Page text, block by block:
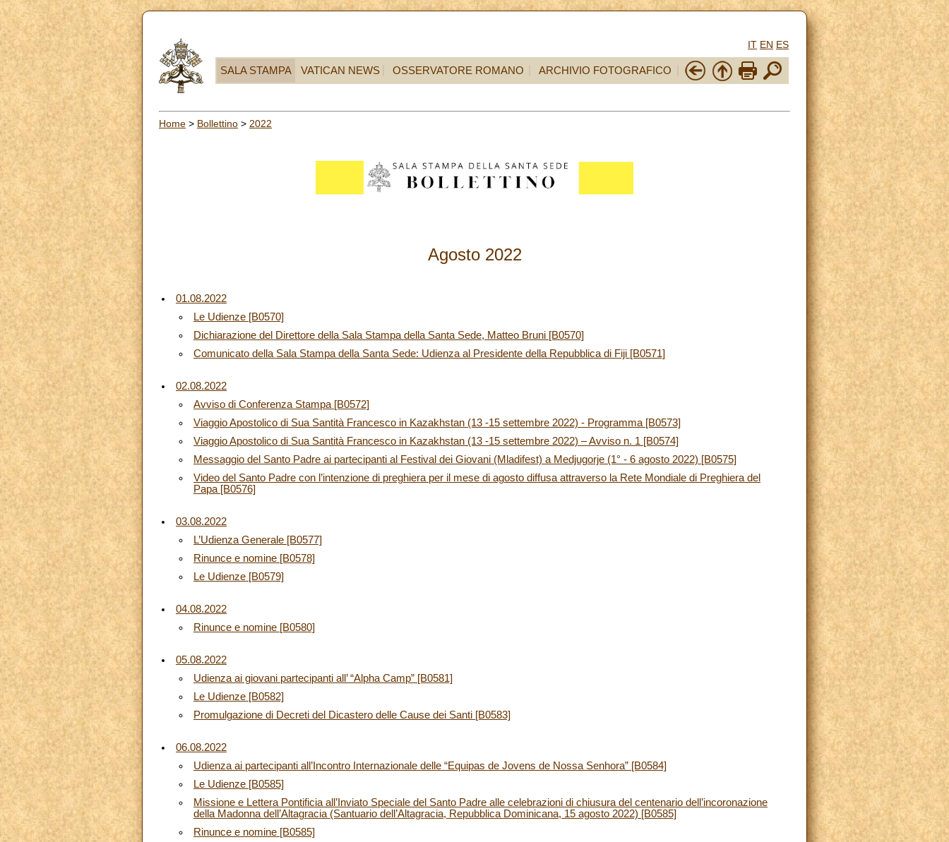
IT EN ES
SALA STAMPA VATICAN NEWS OSSERVATORE ROMANO ARCHIVIO FOTOGRAFICO
Home > Bollettino > 2022
Agosto 2022
01.08.2022
Le Udienze [B0570]
Dichiarazione del Direttore della Sala Stampa della Santa Sede, Matteo Bruni [B0570]
Comunicato della Sala Stampa della Santa Sede: Udienza al Presidente della Repubblica di Fiji [B0571]
02.08.2022
Avviso di Conferenza Stampa [B0572]
Viaggio Apostolico di Sua Santità Francesco in Kazakhstan (13 -15 settembre 2022) - Programma [B0573]
Viaggio Apostolico di Sua Santità Francesco in Kazakhstan (13 -15 settembre 2022) – Avviso n. 1 [B0574]
Messaggio del Santo Padre ai partecipanti al Festival dei Giovani (Mladifest) a Medjugorje (1° - 6 agosto 2022) [B0575]
Video del Santo Padre con l’intenzione di preghiera per il mese di agosto diffusa attraverso la Rete Mondiale di Preghiera del
Papa [B0576]
03.08.2022
L’Udienza Generale [B0577]
Rinunce e nomine [B0578]
Le Udienze [B0579]
04.08.2022
Rinunce e nomine [B0580]
05.08.2022
Udienza ai giovani partecipanti all’ “Alpha Camp” [B0581]
Le Udienze [B0582]
Promulgazione di Decreti del Dicastero delle Cause dei Santi [B0583]
06.08.2022
Udienza ai partecipanti all’Incontro Internazionale delle “Equipas de Jovens de Nossa Senhora” [B0584]
Le Udienze [B0585]
Missione e Lettera Pontificia all’Inviato Speciale del Santo Padre alle celebrazioni di chiusura del centenario dell’incoronazione
della Madonna dell’Altagracia (Santuario dell’Altagracia, Repubblica Dominicana, 15 agosto 2022) [B0585]
Rinunce e nomine [B0585]